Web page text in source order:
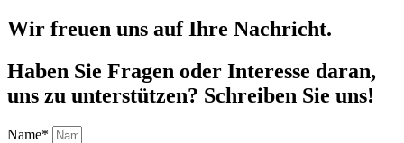
Wir freuen uns auf Ihre Nachricht.
Haben Sie Fragen oder Interesse daran,
uns zu unterstützen? Schreiben Sie uns!
Name*